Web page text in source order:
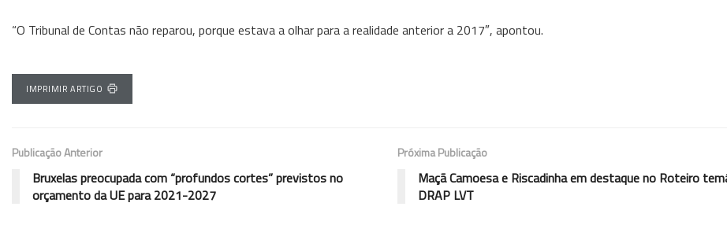
“O Tribunal de Contas não reparou, porque estava a olhar para a realidade anterior a 2017″, apontou.
IMPRIMIR ARTIGO
Publicação Anterior
Bruxelas preocupada com “profundos cortes” previstos no
orçamento da UE para 2021-2027
Próxima Publicação
Maçã Camoesa e Riscadinha em destaque no Roteiro
DRAP LVT